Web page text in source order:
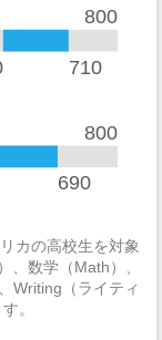
2014
0
2
0
800
710
800
690
カの高校生を対象
、数学（Math）、
Writing（ライティ
。